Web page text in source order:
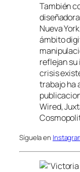
También
Nueva
ámbito
reflejan su
crisis
trabajo ha
Wired,
Síguela en